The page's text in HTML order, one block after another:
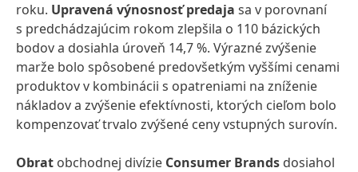
roku. Upravená výnosnosť predaja sa v porovnaní
s predchádzajúcim rokom zlepšila o 110 bázických
bodov a dosiahla úroveň 14,7 %. Výrazné zvýšenie
marže bolo spôsobené predovšetkým vyššími cenami
produktov v kombinácii s opatreniami na zníženie
nákladov a zvýšenie efektívnosti, ktorých cieľom bolo
kompenzovať trvalo zvýšené ceny vstupných surovín.
Obrat obchodnej divízie Consumer Brands dosiahol